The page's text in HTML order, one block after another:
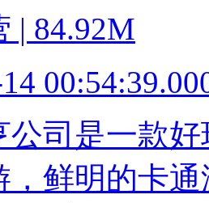
| 84.92M
公司是一款
，鲜明的卡